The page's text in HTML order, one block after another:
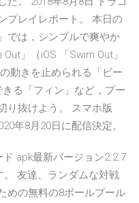
プレイレポート。 本日の
では，シンプルで爽やか
」（iOS 「Swim Out」
動きを止められる「ビー
る「フィン」など，プー
り抜けよう。 スマホ版
年8月20日に配信決定。
apk最新バージョン2.2.7
友達、ランダムな対戦
めの無料の8ボールプール